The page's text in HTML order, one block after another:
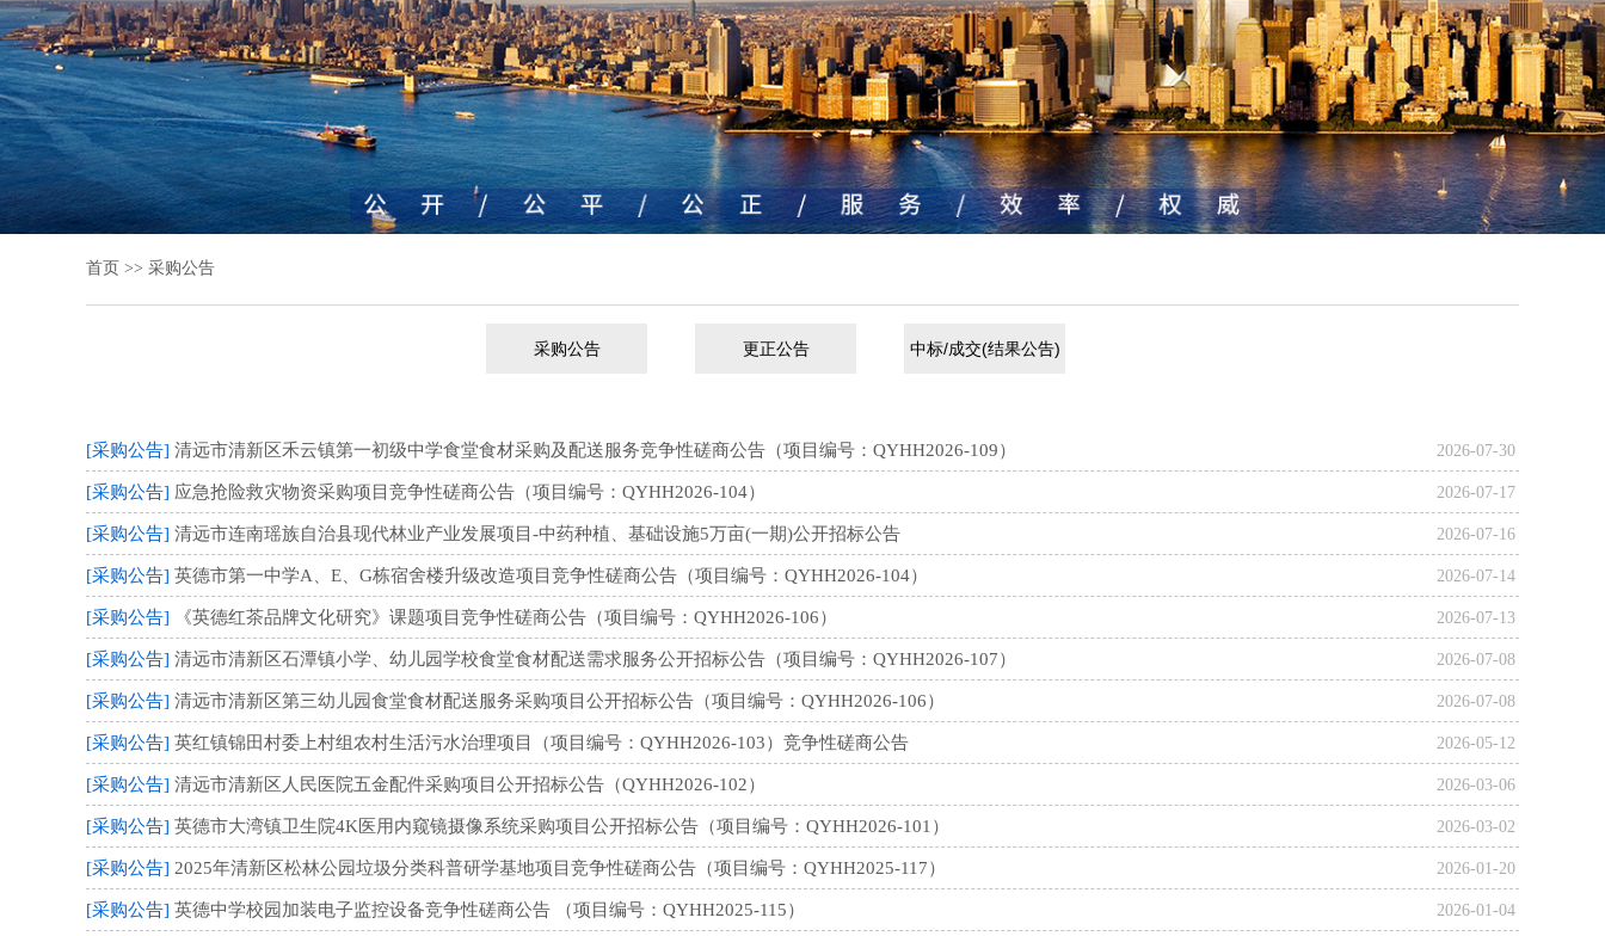
首页 >> 采购公告
采购公告 更正公告 中标/成交(结果公告)
[采购公告] 清远市清新区禾云镇第一初级中学食堂食材采购及配送服务竞争性磋商公告（项目编号：QYHH2026-109） 2026-07-30
[采购公告] 应急抢险救灾物资采购项目竞争性磋商公告（项目编号：QYHH2026-104） 2026-07-17
[采购公告] 清远市连南瑶族自治县现代林业产业发展项目-中药种植、基础设施5万亩(一期)公开招标公告 2026-07-16
[采购公告] 英德市第一中学A、E、G栋宿舍楼升级改造项目竞争性磋商公告（项目编号：QYHH2026-104） 2026-07-14
[采购公告] 《英德红茶品牌文化研究》课题项目竞争性磋商公告（项目编号：QYHH2026-106） 2026-07-13
[采购公告] 清远市清新区石潭镇小学、幼儿园学校食堂食材配送需求服务公开招标公告（项目编号：QYHH2026-107） 2026-07-08
[采购公告] 清远市清新区第三幼儿园食堂食材配送服务采购项目公开招标公告（项目编号：QYHH2026-106） 2026-07-08
[采购公告] 英红镇锦田村委上村组农村生活污水治理项目（项目编号：QYHH2026-103）竞争性磋商公告 2026-05-12
[采购公告] 清远市清新区人民医院五金配件采购项目公开招标公告（QYHH2026-102） 2026-03-06
[采购公告] 英德市大湾镇卫生院4K医用内窥镜摄像系统采购项目公开招标公告（项目编号：QYHH2026-101） 2026-03-02
[采购公告] 2025年清新区松林公园垃圾分类科普研学基地项目竞争性磋商公告（项目编号：QYHH2025-117） 2026-01-20
[采购公告] 英德中学校园加装电子监控设备竞争性磋商公告 （项目编号：QYHH2025-115） 2026-01-04